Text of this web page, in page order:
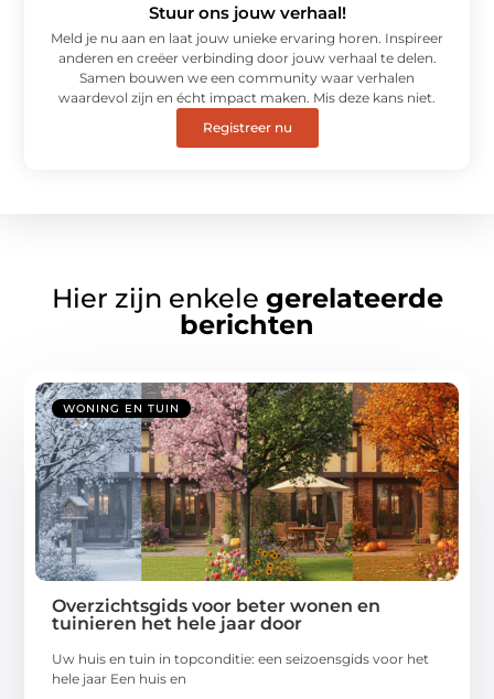
Stuur ons jouw verhaal!
Meld je nu aan en laat jouw unieke ervaring horen. Inspireer
anderen en creëer verbinding door jouw verhaal te delen.
Samen bouwen we een community waar verhalen
waardevol zijn en écht impact maken. Mis deze kans niet.
Registreer nu
Hier zijn enkele gerelateerde
berichten
WONING EN TUIN
Overzichtsgids voor beter wonen en
tuinieren het hele jaar door
Uw huis en tuin in topconditie: een seizoensgids voor het
hele jaar Een huis en